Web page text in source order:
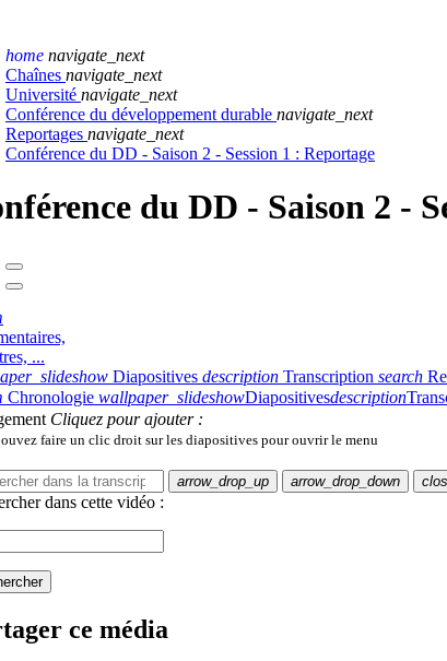
home navigate_next
Chaînes navigate_next
Université navigate_next
Conférence du développement durable navigate_next
Reportages navigate_next
Conférence du DD - Saison 2 - Session 1 : Reportage
du DD - Saison 2 -
...
Diapositives description Transcription search
Chronologie wallpaper_slideshowDiapositivesdescription
Cliquez pour ajouter :
faire un clic droit sur les diapositives pour ouvrir le menu
arrow_drop_up arrow_drop_down
dans cette vidéo :
ce média